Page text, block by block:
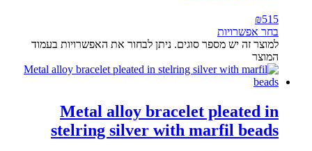
₪515
בחר אפשרויות
למוצר זה יש מספר סוגים. ניתן לבחור את האפשרויות בעמוד
המוצר
Metal alloy bracelet pleated in
stelring silver with marfil beads